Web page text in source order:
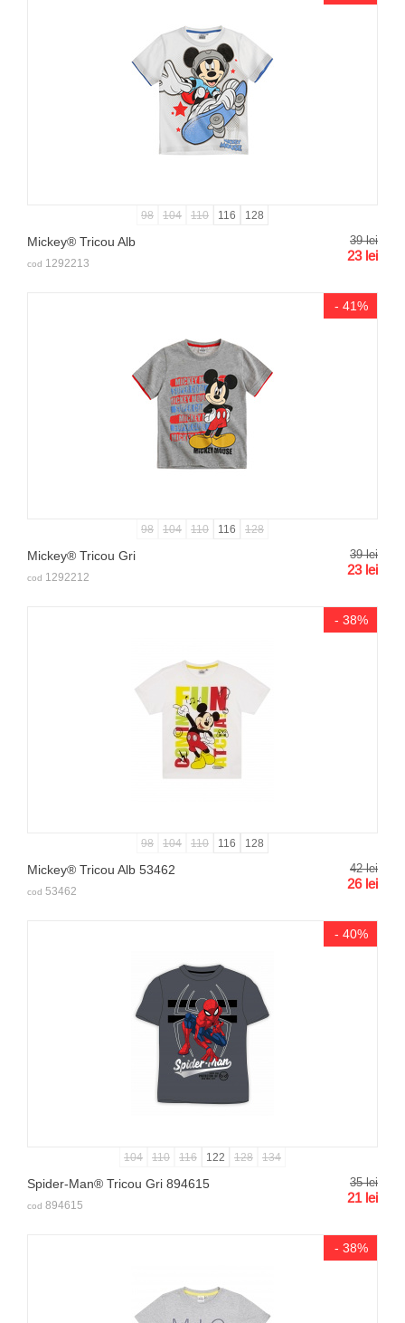
98 104 110 116 128
Mickey® Tricou Alb 39 lei
23 lei
cod 1292213
- 41%
98 104 110 116 128
Mickey® Tricou Gri 39 lei
23 lei
cod 1292212
- 38%
98 104 110 116 128
Mickey® Tricou Alb 53462 42 lei
26 lei
cod 53462
- 40%
104 110 116 122 128 134
Spider-Man® Tricou Gri 894615 35 lei
21 lei
cod 894615
- 38%